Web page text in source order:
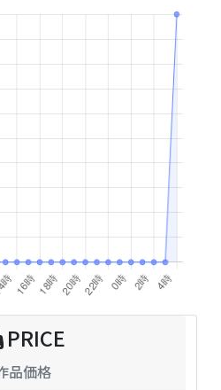
PRICE
品価格